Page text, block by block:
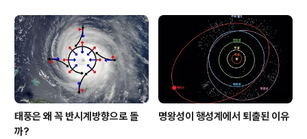
태풍은 왜 꼭 반시계방향으로 돌
까?
명왕성이 행성계에서 퇴출된 이유